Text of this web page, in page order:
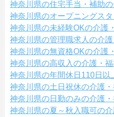
神奈川県の住宅手当・補助
神奈川県のオープニングス
神奈川県の未経験OKの介護
神奈川県の管理職求人の介護
神奈川県の無資格OKの介護
神奈川県の高収入の介護・福
神奈川県の年間休日110日以
神奈川県の土日祝休の介護・
神奈川県の日勤のみの介護・
神奈川県の夏～秋入職可の